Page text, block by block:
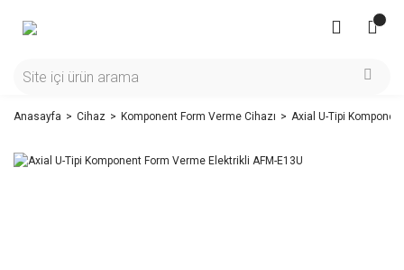
Anasayfa Cihaz Komponent Form Verme Cihazı Axial U-Tipi